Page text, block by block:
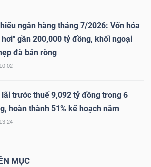
ngân hàng tháng 7/2026: Vốn hóa
hơi" gần 200,000 tỷ đồng, khối ngoại
đà bán ròng
lãi trước thuế 9,092 tỷ đồng trong 6
hoàn thành 51% kế hoạch năm
MỤC